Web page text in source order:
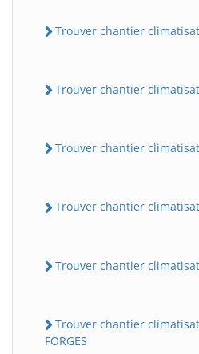
Trouver chantier
Trouver chantier
Trouver chantier
Trouver chantier
Trouver chantier
Trouver chantier
FORGES